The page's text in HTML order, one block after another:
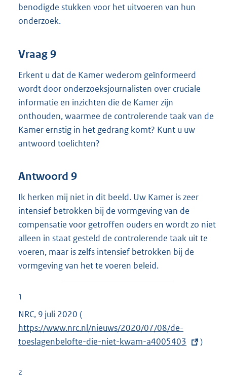
benodigde stukken voor het uitvoeren van hun
onderzoek.
Vraag 9
Erkent u dat de Kamer wederom geïnformeerd
wordt door onderzoeksjournalisten over cruciale
informatie en inzichten die de Kamer zijn
onthouden, waarmee de controlerende taak van de
Kamer ernstig in het gedrang komt? Kunt u uw
antwoord toelichten?
Antwoord 9
Ik herken mij niet in dit beeld. Uw Kamer is zeer
intensief betrokken bij de vormgeving van de
compensatie voor getroffen ouders en wordt zo niet
alleen in staat gesteld de controlerende taak uit te
voeren, maar is zelfs intensief betrokken bij de
vormgeving van het te voeren beleid.
1
NRC, 9 juli 2020 (
x
t
https://www.nrc.nl/nieuws/2020/07/08/de-
toeslagenbelofte-die-niet-kwam-a4005403
)
2